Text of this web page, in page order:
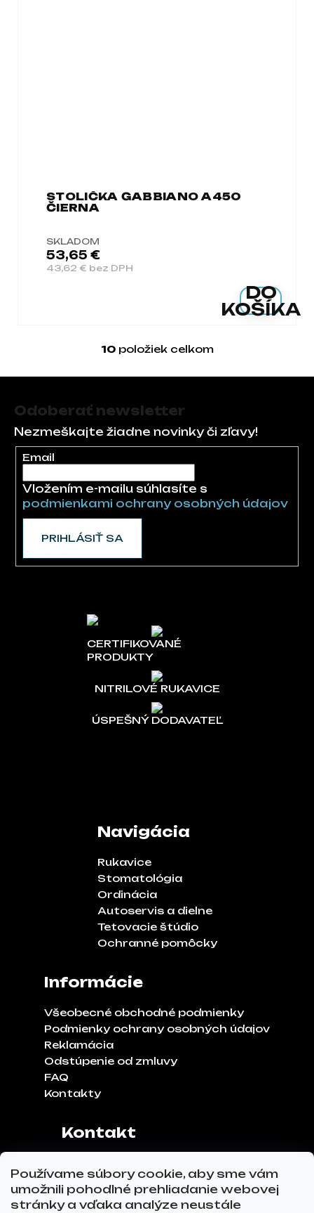
Používame súbory cookie, aby sme vám
umožnili pohodlné prehliadanie webovej
stránky a vďaka analýze neustále
STOLIČKA GABBIANO A450
ČIERNA
SKLADOM
43,62 € bez DPH
53,65 €
DO
KOŠÍKA
Ovládacie prvky
10položiek celkom
Odoberať newsletter
Nezmeškajte žiadne novinky či zľavy!
Email
Vložením e-mailu súhlasíte s
podmienkami ochrany osobných údajov
PRIHLÁSIŤ SA
CERTIFIKOVANÉ
PRODUKTY
NITRILOVÉ RUKAVICE
ÚSPEŠNÝ DODAVATEĽ
Navigácia
Rukavice
Stomatológia
Ordinácia
Autoservis a dielne
Tetovacie štúdio
Ochranné pomôcky
Informácie
Všeobecné obchodné podmienky
Podmienky ochrany osobných údajov
Reklamácia
Odstúpenie od zmluvy
FAQ
Kontakty
Kontakt
Hviezdoslavov
Tel.č.:0911 271 302
Email:info@glovez.sk